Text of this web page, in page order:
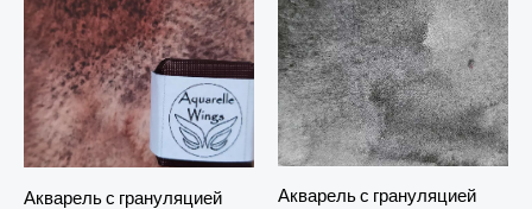
Акварель с грануляцией
Акварель с грануляцией